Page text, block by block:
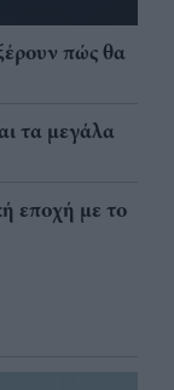
πώς θα
τα μεγάλα
εποχή με το